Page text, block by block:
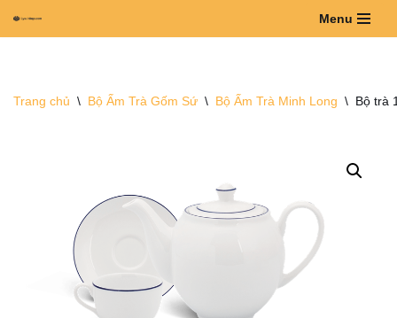
dung
Menu
Trang chủ \ Bộ Ấm Trà Gốm Sứ \ Bộ Ấm Trà Minh Long \ Bộ trà